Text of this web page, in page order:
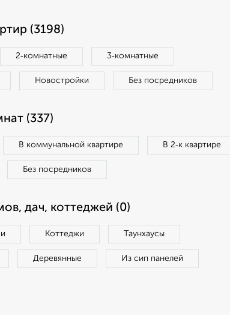
(3198)
2‑комнатные 3‑комнатные
Новостройки Без посредников
(337)
В коммунальной квартире В 2‑к квартире
Без посредников
дач, коттеджей (0)
Коттеджи Таунхаусы
Деревянные Из сип панелей